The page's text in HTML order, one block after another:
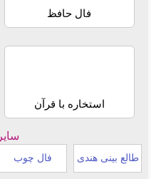
فال حافظ
استخاره با قرآن
طالع بینی هندی فال چوب